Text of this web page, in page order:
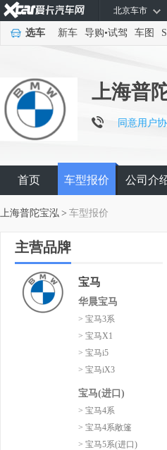
北京车市
选车 新车 导购•试驾 车图
上海普
同意用户
首页 车型报价 公司介
上海普陀宝泓 > 车型报价
主营品牌
宝马
华晨宝马
> 宝马3系
> 宝马X1
> 宝马i5
> 宝马iX3
宝马(进口)
> 宝马4系
> 宝马4系敞篷
> 宝马5系(进口)